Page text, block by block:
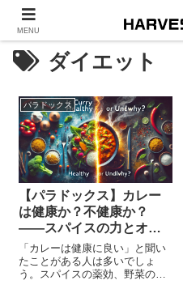
ダイエット
パラドックス
【パラドックス】カレー
は健康か？不健康か？
――スパイスの力とオス
スメの食べ方
「カレーは健康に良い」と聞い
たことがある人は多いでしょ
う。スパイスの薬効、野菜の栄
MENU